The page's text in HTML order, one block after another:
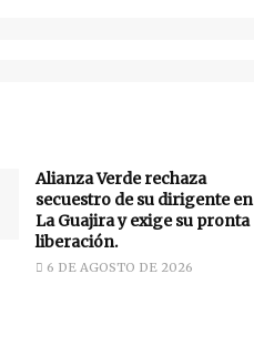
Alianza Verde rechaza
secuestro de su dirigente en
La Guajira y exige su pronta
liberación.
6 DE AGOSTO DE 2026